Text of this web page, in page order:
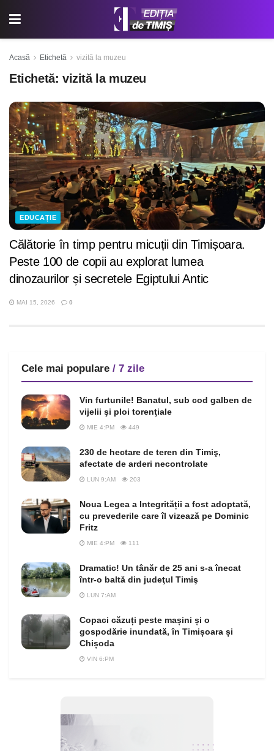
Acasă Etichetă vizită la muzeu
Etichetă: vizită la muzeu
EDUCAȚIE
Călătorie în timp pentru micuții din Timișoara.
Peste 100 de copii au explorat lumea
dinozaurilor și secretele Egiptului Antic
MAI 15, 2026 0
Cele mai populare / 7 zile
Vin furtunile! Banatul, sub cod galben de
vijelii şi ploi torenţiale
MIE 4:PM 449
230 de hectare de teren din Timiş,
afectate de arderi necontrolate
LUN 9:AM 203
Noua Legea a Integrității a fost adoptată,
cu prevederile care îl vizează pe Dominic
Fritz
MIE 4:PM 111
Dramatic! Un tânăr de 25 ani s-a înecat
într-o baltă din judeţul Timiş
LUN 7:AM
Copaci căzuți peste mașini și o
gospodărie inundată, în Timișoara și
Chișoda
VIN 6:PM